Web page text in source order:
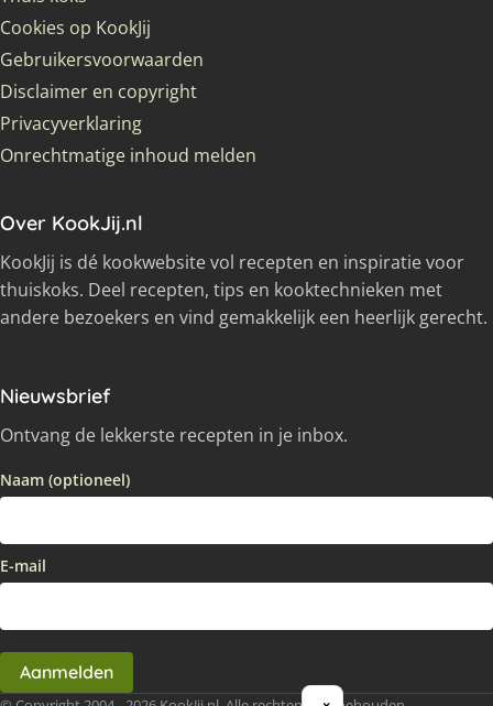
Cookies op KookJij
Gebruikersvoorwaarden
Disclaimer en copyright
Privacyverklaring
Onrechtmatige inhoud melden
Over KookJij.nl
KookJij is dé kookwebsite vol recepten en inspiratie voor
thuiskoks. Deel recepten, tips en kooktechnieken met
andere bezoekers en vind gemakkelijk een heerlijk gerecht.
Nieuwsbrief
Ontvang de lekkerste recepten in je inbox.
Naam (optioneel)
E-mail
Aanmelden